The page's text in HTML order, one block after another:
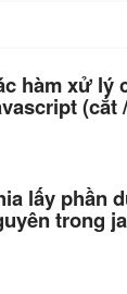
hàm xử lý
(cắt
lấy phần
trong